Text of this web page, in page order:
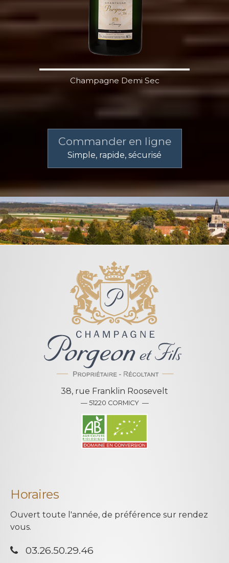
Champagne Demi Sec
Commander en ligne
Simple, rapide, sécurisé
38, rue Franklin Roosevelt
— 51220 CORMICY —
Horaires
Ouvert toute l'année, de préférence sur rendez
vous.
03.26.50.29.46